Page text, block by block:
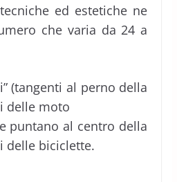
ed estetiche ne
che varia da 24 a
(tangenti al perno della
delle moto
puntano al centro della
delle biciclette.